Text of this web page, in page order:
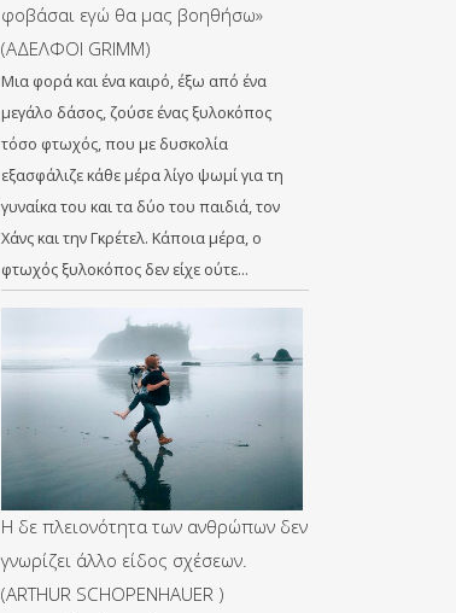
φοβάσαι εγώ θα μας βοηθήσω»
(ΑΔΕΛΦΟΙ GRIMM)
Μια φορά και ένα καιρό, έξω από ένα
μεγάλο δάσος, ζούσε ένας ξυλοκόπος
τόσο φτωχός, που με δυσκολία
εξασφάλιζε κάθε μέρα λίγο ψωμί για τη
γυναίκα του και τα δύο του παιδιά, τον
Χάνς και την Γκρέτελ. Κάποια μέρα, ο
φτωχός ξυλοκόπος δεν είχε ούτε…
Η δε πλειονότητα των ανθρώπων δεν
γνωρίζει άλλο είδος σχέσεων.
(ARTHUR SCHOPENHAUER )